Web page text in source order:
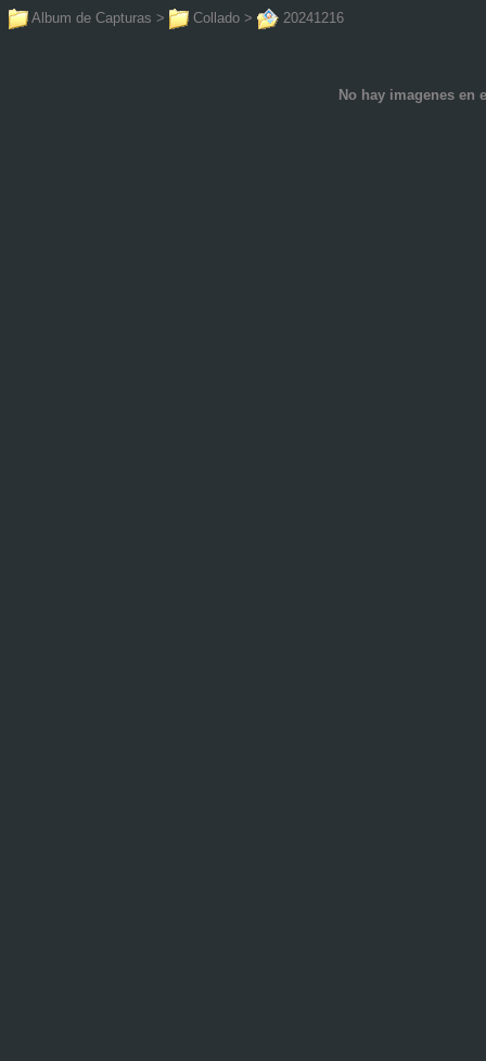
Album de Capturas > Collado > 20241216
No hay imagenes en